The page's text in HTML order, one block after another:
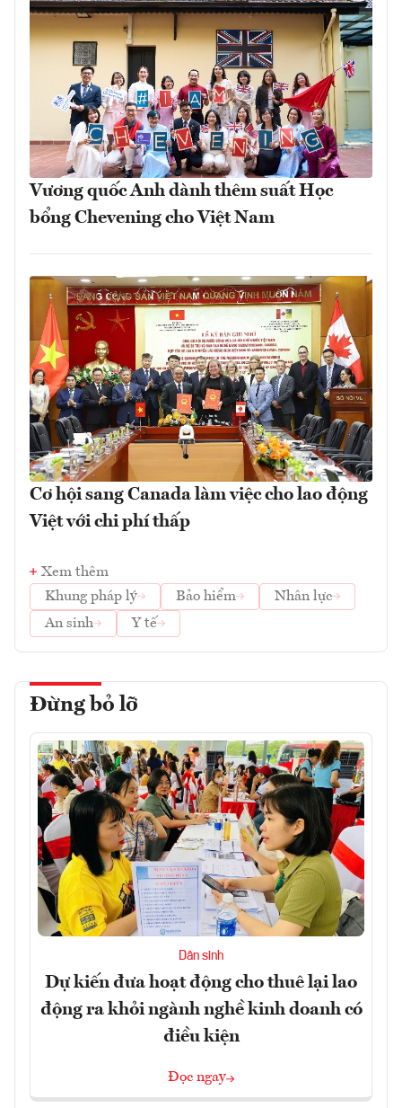
Vương quốc Anh dành thêm suất Học
bổng Chevening cho Việt Nam
Cơ hội sang Canada làm việc cho lao động
Việt với chi phí thấp
Xem thêm
Khung pháp lý
Bảo hiểm
Nhân lực
An sinh
Y tế
Đừng bỏ lỡ
Dân sinh
Dự kiến đưa hoạt động cho thuê lại lao
động ra khỏi ngành nghề kinh doanh có
điều kiện
Đọc ngay